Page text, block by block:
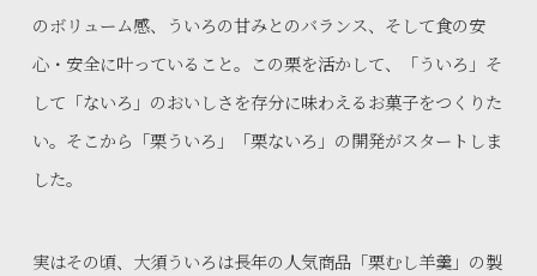
のボリューム感、ういろの甘みとのバランス、そして食の安
心・安全に叶っていること。この栗を活かして、「ういろ」そ
して「ないろ」のおいしさを存分に味わえるお菓子をつくりた
い。そこから「栗ういろ」「栗ないろ」の開発がスタートしま
した。
実はその頃、大須ういろは長年の人気商品「栗むし羊羹」の製